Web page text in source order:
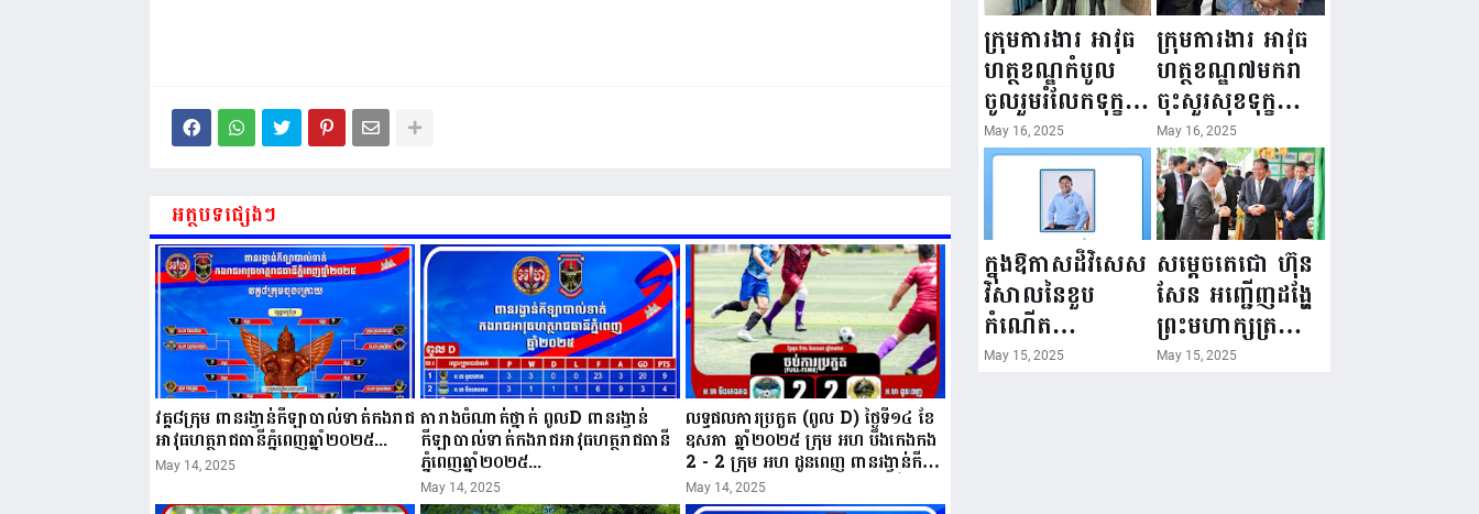
អត្ថបទផ្សេងៗ
វគ្គ៨ក្រុម ពានរង្វាន់កីឡាបាល់ទាត់កងរាជ
អាវុធហត្ថរាជធានីភ្នំពេញឆ្នាំ២០២៥...
May 14, 2025
តារាងចំណាត់ថ្នាក់ ពូលD ពានរង្វាន់
កីឡាបាល់ទាត់កងរាជអាវុធហត្ថរាជធានី
ភ្នំពេញឆ្នាំ២០២៥...
May 14, 2025
លទ្ធផលការប្រកួត (ពូល D) ថ្ងៃទី១៤ ខែ
ឧសភា ឆ្នាំ២០២៥ ក្រុម អហ បឹងកេងកង
2 - 2 ក្រុម អហ ដូនពេញ ពានរង្វាន់កីឡា
បាល់ទាត់កងរាជអាវុធហត្ថរាជធានីភ្នំពេញ
ឆ្នាំ២០២៥...
May 14, 2025
ជំរឿនថ្នាក់ដឹកនាំ
មន្ត្រីរាជការស៉ីវិល
នៃក្រសួងព័ត៌មាន...
១៦ ឧសភា
២០២៥”...
ក្រុមការងារ អាវុធ
ហត្ថខណ្ឌកំបូល
ចូលរួមរំលែកទុក្ខ
ដល់គ្រួសារ
សមាជិក ដែល
ឪពុកក្មេករបស់
លោកទទួលមរណៈ
ភាព!
May 16, 2025
ក្រុមការងារ អាវុធ
ហត្ថខណ្ឌ៧មករា
ចុះសួរសុខទុក្ខ
សមាជិក ដែលជួប
គ្រោះថ្នាក់
ចរាចរណ៍ កំពុង
សម្រាកព្យាបាល
នៅមន្ទីរពេទ្យ!
May 16, 2025
ក្នុងឱកាសដ៏វិសេស
វិសាលនៃខួប
កំណើត
គម្រប់ខួប៤៤
May 15, 2025
សម្តេចតេជោ ហ៊ុន
សែន អញ្ជើញដង្ហែ
ព្រះមហាក្សត្រ
យាងទតការតាំង
May 15, 2025